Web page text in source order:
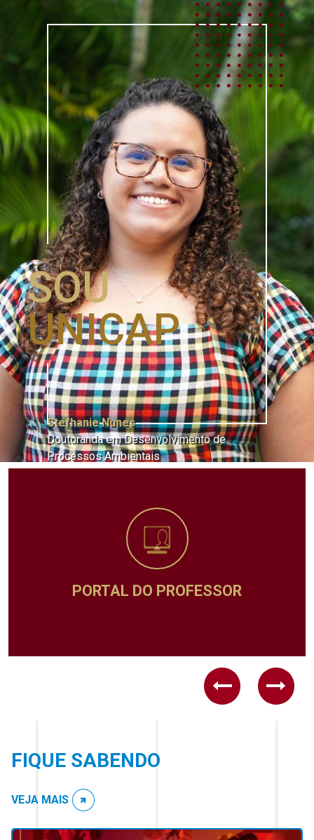
SOU
UNICAP
Stefhanie Nunes
Doutoranda em Desenvolvimento de
Processos Ambientais
PORTAL DO PROFESSOR
Previous
Next
FIQUE SABENDO
VEJA MAIS